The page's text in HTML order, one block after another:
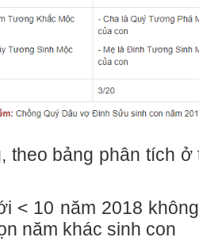
theo bảng phân tích ở
< 10 năm 2018
năm khác sinh con